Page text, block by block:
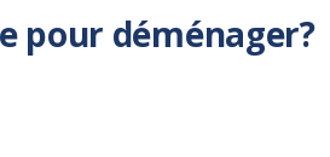
pour déménager?